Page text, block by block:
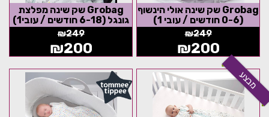
Grobag שק שינה אולי הינשוף
(0-6 חודשים / עובי 1)
₪249
₪200
Grobag שק שינה מפלצת
גונגל (6-18 חודשים / עובי1)
₪249
₪200
מבצע